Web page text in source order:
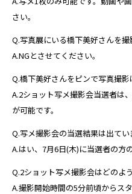
さい。
Q.写真展にいる橋下美好さんを撮
A.NGとさせてください。
Q.橋下美好さんをピンで写真撮影
A.2ショット写メ撮影会当選者は
が可能です。
Q.写メ撮影会の当選結果は出てい
A.はい、7月6日(木)に当選者の方
Q.2ショット写メ撮影会はどのよ
A.撮影開始時間の5分前頃からス